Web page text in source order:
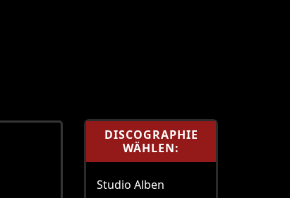
DISCOGRAPHIE
WÄHLEN:
Studio Alben